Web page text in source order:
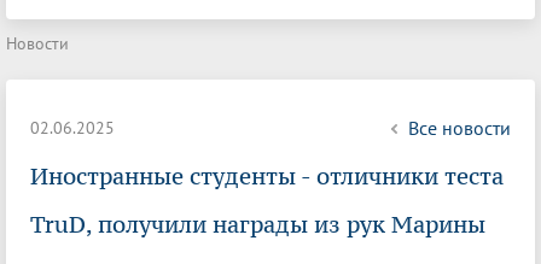
Новости
02.06.2025 Все новости
Иностранные студенты - отличники теста
TruD, получили награды из рук Марины